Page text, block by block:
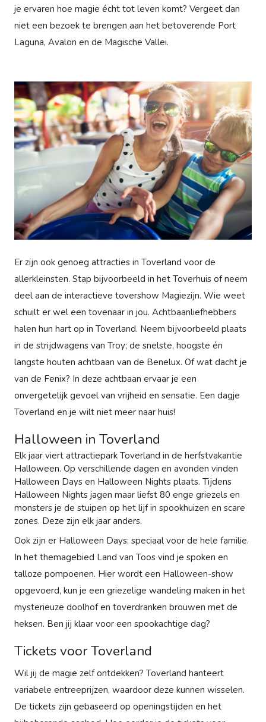
je ervaren hoe magie écht tot leven komt? Vergeet dan
niet een bezoek te brengen aan het betoverende Port
Laguna, Avalon en de Magische Vallei.
Er zijn ook genoeg attracties in Toverland voor de
allerkleinsten. Stap bijvoorbeeld in het Toverhuis of neem
deel aan de interactieve tovershow Magiezijn. Wie weet
schuilt er wel een tovenaar in jou. Achtbaanliefhebbers
halen hun hart op in Toverland. Neem bijvoorbeeld plaats
in de strijdwagens van Troy; de snelste, hoogste én
langste houten achtbaan van de Benelux. Of wat dacht je
van de Fenix? In deze achtbaan ervaar je een
onvergetelijk gevoel van vrijheid en sensatie. Een dagje
Toverland en je wilt niet meer naar huis!
Halloween in Toverland
Elk jaar viert attractiepark Toverland in de herfstvakantie
Halloween. Op verschillende dagen en avonden vinden
Halloween Days en Halloween Nights plaats. Tijdens
Halloween Nights jagen maar liefst 80 enge griezels en
monsters je de stuipen op het lijf in spookhuizen en scare
zones. Deze zijn elk jaar anders.
Ook zijn er Halloween Days; speciaal voor de hele familie.
In het themagebied Land van Toos vind je spoken en
talloze pompoenen. Hier wordt een Halloween-show
opgevoerd, kun je een griezelige wandeling maken in het
mysterieuze doolhof en toverdranken brouwen met de
heksen. Ben jij klaar voor een spookachtige dag?
Tickets voor Toverland
Wil jij de magie zelf ontdekken? Toverland hanteert
variabele entreeprijzen, waardoor deze kunnen wisselen.
De tickets zijn gebaseerd op openingstijden en het